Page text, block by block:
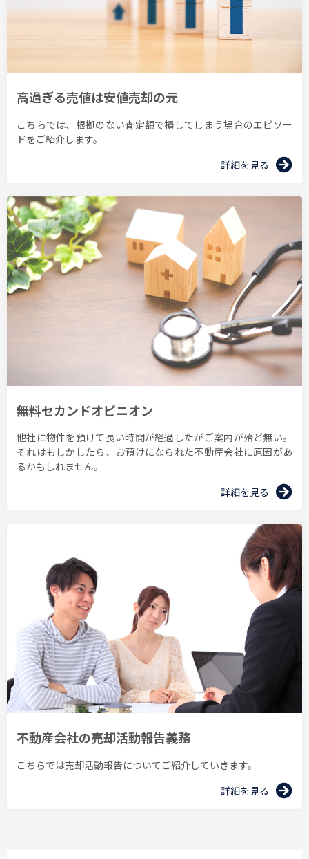
高過ぎる売値は安値売却の元
こちらでは、根拠のない査定額で損してしまう場合のエピソー
ドをご紹介します。
詳細を見る
無料セカンドオピニオン
他社に物件を預けて長い時間が経過したがご案内が殆ど無い。
それはもしかしたら、お預けになられた不動産会社に原因があ
るかもしれません。
詳細を見る
不動産会社の売却活動報告義務
こちらでは売却活動報告についてご紹介していきます。
詳細を見る